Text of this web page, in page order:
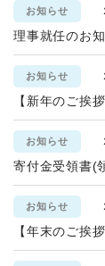
お知らせ
理事就任のお
お知らせ
【新年のご挨拶
お知らせ
寄付金受領書(
お知らせ
【年末のご挨拶